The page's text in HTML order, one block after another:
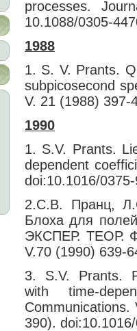
processes.
10.1088/0305-
1988
1. S. V. Prants.
subpicosecond
V. 21 (1988) 397-
1990
1. S.V. Prants.
dependent
doi:10.1016/
2.С.В. Пранц,
Блоха для
ЭКСПЕР. ТЕОР.
V.70 (1990) 639-
3. S.V. Prants.
with time-
390).